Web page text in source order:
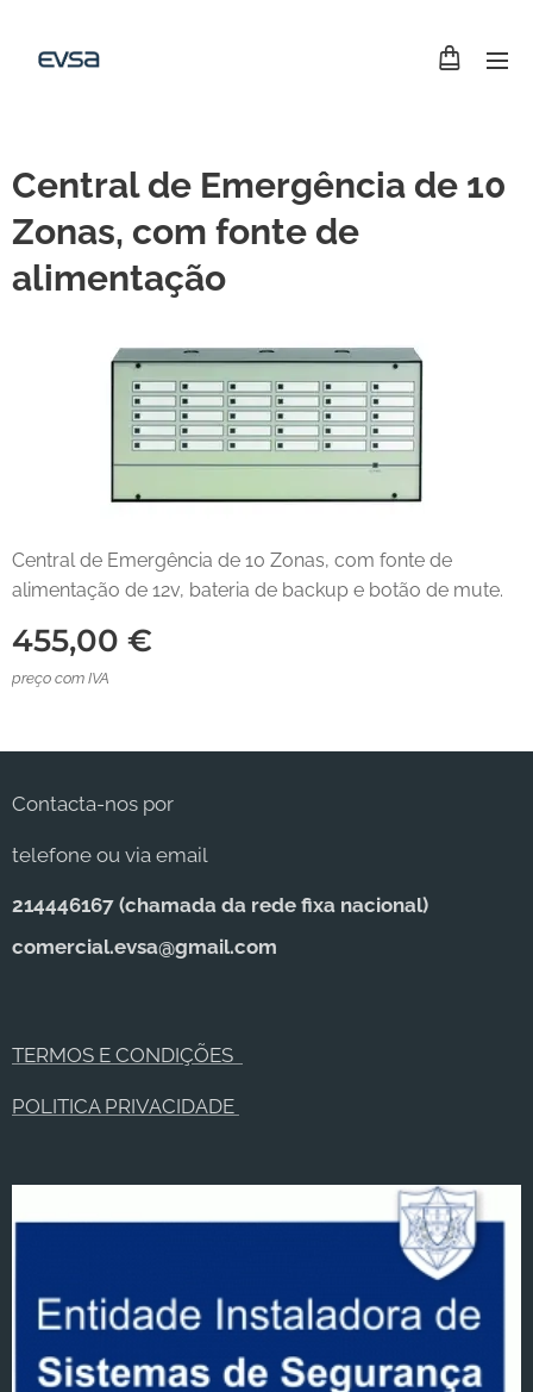
Central de Emergência de 10
Zonas, com fonte de
alimentação
Central de Emergência de 10 Zonas, com fonte de
alimentação de 12v, bateria de backup e botão de mute.
455,00 €
preço com IVA
Contacta-nos por
telefone ou via email
214446167 (chamada da rede fixa nacional)
comercial.evsa@gmail.com
TERMOS E CONDIÇÕES
POLITICA PRIVACIDADE